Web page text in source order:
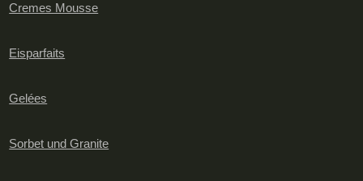
Cremes Mousse
Eisparfaits
Gelées
Sorbet und Granite